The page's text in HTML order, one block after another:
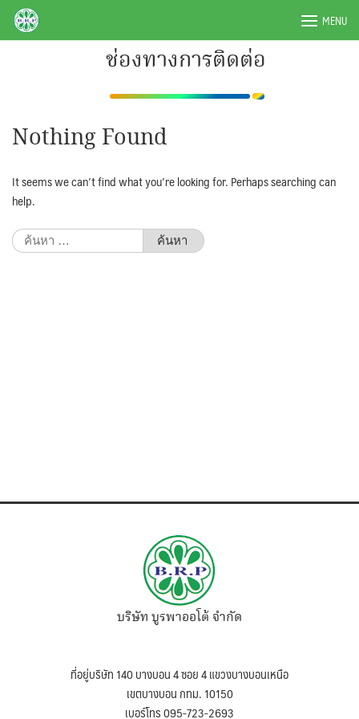
SkipBRPAUTO.COM MENU
ช่องทางการติดต่อ
Nothing Found
It seems we can’t find what you’re looking for. Perhaps searching can
help.
ค้นหา
สำหรับ:
บริษัท บูรพาออโต้ จำกัด
ที่อยู่บริษัท 140 บางบอน 4 ซอย 4 แขวงบางบอนเหนือ
เขตบางบอน กทม. 10150
เบอร์โทร 095-723-2693